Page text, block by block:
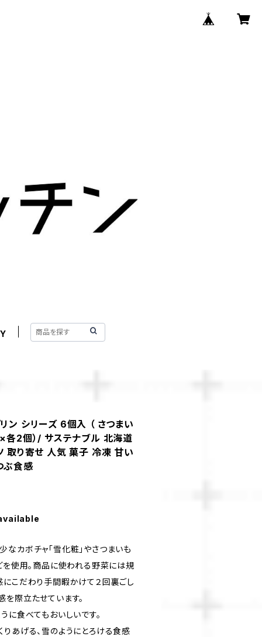
ン シリーズ 6個入 （ さつまい
×各2個）/ サステナブル 北海道
取り寄せ 人気 菓子 冷凍 甘い
ぶ食感
カボチャ「雪化粧」やさつまいも
を使用。商品に使われる野菜には規
にこだわり手間暇かけて２回裏ごし
際立たせています。
に食べてもおいしいです。
あげる、雪のようにとろける食感